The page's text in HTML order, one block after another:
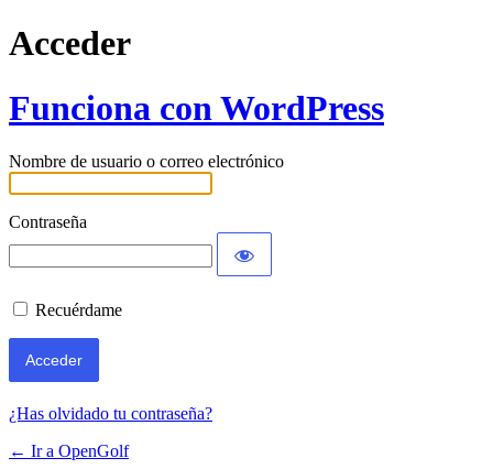
Acceder
Funciona con WordPress
Nombre de usuario o correo electrónico
Contraseña
Recuérdame
¿Has olvidado tu contraseña?
← Ir a OpenGolf